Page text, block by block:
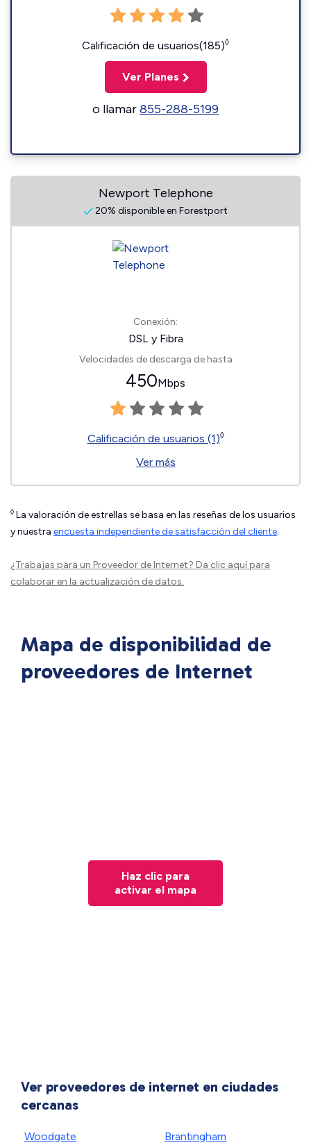
Calificación de usuarios(185)◊
Ver Planes
o llamar855-288-5199
Newport Telephone
20% disponible en Forestport
Conexión:
DSL y Fibra
Velocidades de descarga de hasta
450Mbps
Calificación de usuarios (1)◊
Ver más
◊ La valoración de estrellas se basa en las reseñas de los usuarios
y nuestra encuesta independiente de satisfacción del cliente.
¿Trabajas para un Proveedor de Internet? Da clic aquípara
colaborar en la actualización de datos.
Mapa de disponibilidad de
proveedores de Internet
Haz clic para
activar el mapa
Ver proveedores de internet en ciudades
cercanas
Woodgate Brantingham